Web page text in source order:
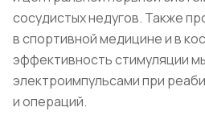
сосудистых недугов. Также
в спортивной медицине и в
эффективность стимуляции
электроимпульсами при
и операций.